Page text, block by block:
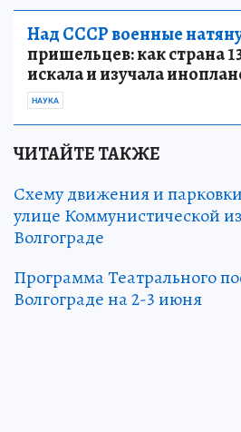
Над СССР военные
пришельцев: как страна
искала и изучала
НАУКА
ЧИТАЙТЕ ТАКЖЕ
Схему движения и
улице Коммунистической
Волгограде
Программа Театрального
Волгограде на 2-3 июня